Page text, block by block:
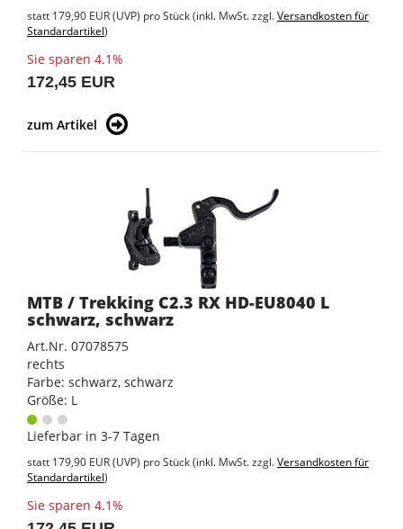
statt 179,90 EUR(UVP) pro Stück (inkl. MwSt. zzgl.Versandkosten für
Standardartikel)
Sie sparen 4.1%
172,45 EUR
zum Artikel
MTB / Trekking C2.3 RX HD-EU8040 L
schwarz, schwarz
Art.Nr. 07078575
rechts
Farbe: schwarz, schwarz
Größe: L
Lieferbar in 3-7 Tagen
statt 179,90 EUR(UVP) pro Stück (inkl. MwSt. zzgl.Versandkosten für
Standardartikel)
Sie sparen 4.1%